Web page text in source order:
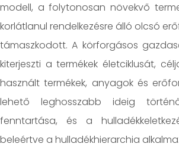
modell, a folytonosan növekvő
korlátlanul rendelkezésre álló olcsó
támaszkodott. A körforgásos
kiterjeszti a termékek életciklusát,
használt termékek, anyagok és
lehető leghosszabb ideig
fenntartása, és a
beleértve a hulladékhierarchia